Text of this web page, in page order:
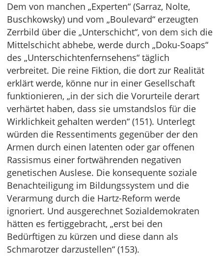
Dem von manchen „Experten“ (Sarraz, Nolte,
Buschkowsky) und vom „Boulevard“ erzeugten
Zerrbild über die „Unterschicht“, von dem sich die
Mittelschicht abhebe, werde durch „Doku-Soaps“
des „Unterschichtenfernsehens“ täglich
verbreitet. Die reine Fiktion, die dort zur Realität
erklärt werde, könne nur in einer Gesellschaft
funktionieren, „in der sich die Vorurteile derart
verhärtet haben, dass sie umstandslos für die
Wirklichkeit gehalten werden“ (151). Unterlegt
würden die Ressentiments gegenüber der den
Armen durch einen latenten oder gar offenen
Rassismus einer fortwährenden negativen
genetischen Auslese. Die konsequente soziale
Benachteiligung im Bildungssystem und die
Verarmung durch die Hartz-Reform werde
ignoriert. Und ausgerechnet Sozialdemokraten
hätten es fertiggebracht, „erst bei den
Bedürftigen zu kürzen und diese dann als
Schmarotzer darzustellen“ (153).